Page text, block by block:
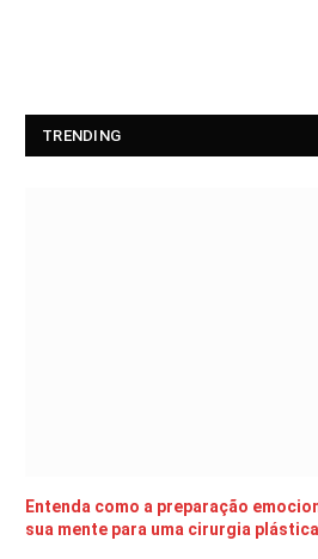
TRENDING
Entenda como a preparação
sua mente para uma cirurgia